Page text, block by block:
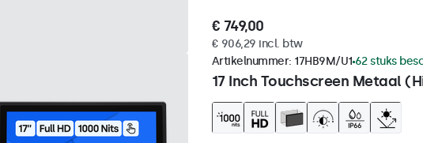
€ 749,00
€ 906,29 incl. btw
17 Inch Touchscreen Metaal
Artikelnummer: 17HB9M/U1 62 stuks